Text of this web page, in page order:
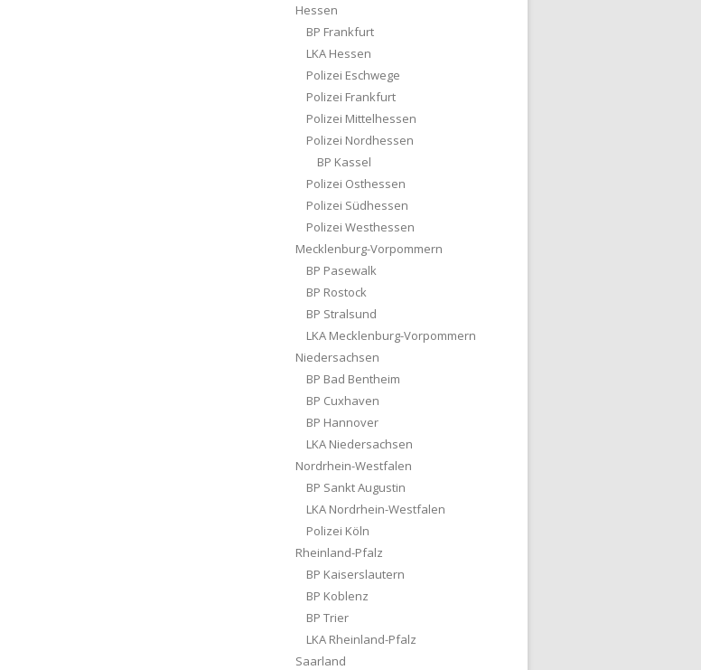
Hessen
BP Frankfurt
LKA Hessen
Polizei Eschwege
Polizei Frankfurt
Polizei Mittelhessen
Polizei Nordhessen
BP Kassel
Polizei Osthessen
Polizei Südhessen
Polizei Westhessen
Mecklenburg-Vorpommern
BP Pasewalk
BP Rostock
BP Stralsund
LKA Mecklenburg-Vorpommern
Niedersachsen
BP Bad Bentheim
BP Cuxhaven
BP Hannover
LKA Niedersachsen
Nordrhein-Westfalen
BP Sankt Augustin
LKA Nordrhein-Westfalen
Polizei Köln
Rheinland-Pfalz
BP Kaiserslautern
BP Koblenz
BP Trier
LKA Rheinland-Pfalz
Saarland